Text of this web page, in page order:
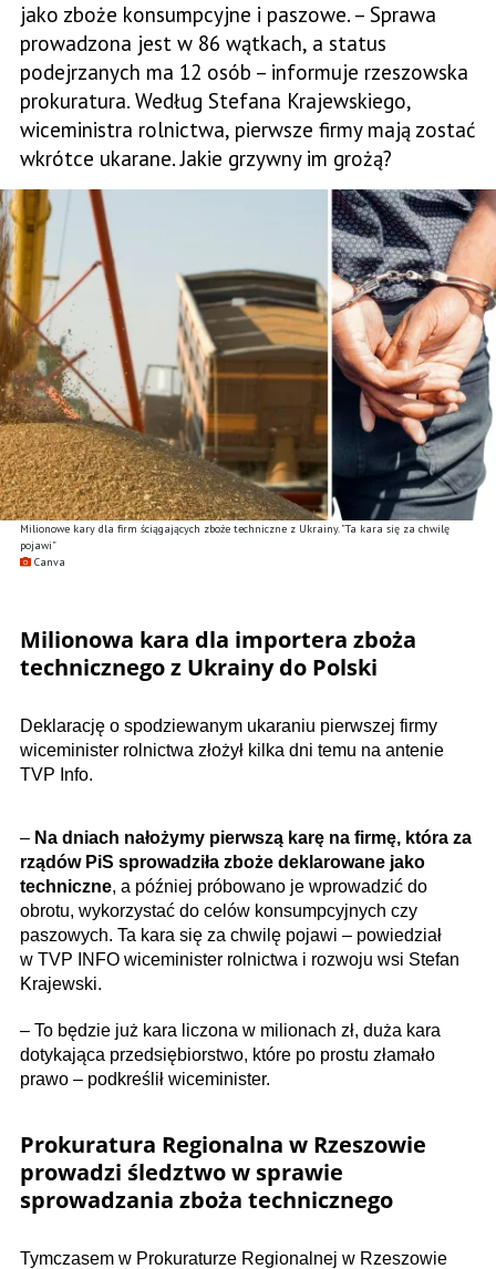
Milionowe kary dla firm ściągających zboże techniczne z Ukrainy. ”Ta kara się za chwilę
pojawi”
Canva
jako zboże konsumpcyjne i paszowe. – Sprawa
prowadzona jest w 86 wątkach, a status
podejrzanych ma 12 osób – informuje rzeszowska
prokuratura. Według Stefana Krajewskiego,
wiceministra rolnictwa, pierwsze firmy mają zostać
wkrótce ukarane. Jakie grzywny im grożą?
Milionowa kara dla importera zboża
technicznego z Ukrainy do Polski
Deklarację o spodziewanym ukaraniu pierwszej firmy
wiceminister rolnictwa złożył kilka dni temu na antenie
TVP Info.
– Na dniach nałożymy pierwszą karę na firmę, która za
rządów PiS sprowadziła zboże deklarowane jako
techniczne, a później próbowano je wprowadzić do
obrotu, wykorzystać do celów konsumpcyjnych czy
paszowych. Ta kara się za chwilę pojawi – powiedział
w TVP INFO wiceminister rolnictwa i rozwoju wsi Stefan
Krajewski.
– To będzie już kara liczona w milionach zł, duża kara
dotykająca przedsiębiorstwo, które po prostu złamało
prawo – podkreślił wiceminister.
Prokuratura Regionalna w Rzeszowie
prowadzi śledztwo w sprawie
sprowadzania zboża technicznego
Tymczasem w Prokuraturze Regionalnej w Rzeszowie